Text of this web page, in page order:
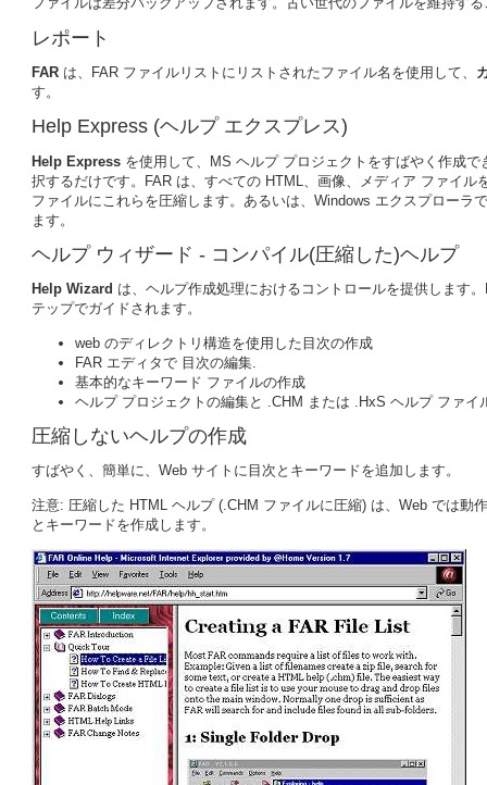
レポート
FAR は、FAR ファイルリストにリストされたファイル名を使用して、
す。
Help Express (ヘルプ エクスプレス)
Help Express を使用して、MS ヘルプ プロジェクトをすばやく作成
択するだけです。FAR は、すべての HTML、画像、メディア ファイ
ファイルにこれらを圧縮します。あるいは、Windows エクスプロー
ます。
ヘルプ ウィザード - コンパイル(圧縮した)ヘルプ
Help Wizard は、ヘルプ作成処理におけるコントロールを提供します
テップでガイドされます。
web のディレクトリ構造を使用した目次の作成
FAR エディタで 目次の編集.
基本的なキーワード ファイルの作成
ヘルプ プロジェクトの編集と .CHM または .HxS ヘルプ ファイ
圧縮しないヘルプの作成
すばやく、簡単に、Web サイトに目次とキーワードを追加します。
注意: 圧縮した HTML ヘルプ (.CHM ファイルに圧縮) は、Web では動
とキーワードを作成します。